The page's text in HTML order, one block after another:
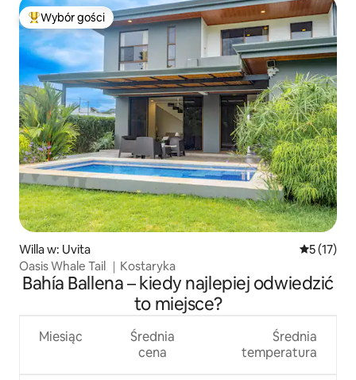
Najpopularniejsze z kategorii Wybór gości
Wybór gości
Willa w: Uvita Średnia
5 (17)
Oasis Whale Tail ｜Kostaryka
Bahía Ballena – kiedy najlepiej odwiedzić
to miejsce?
Miesiąc
Średnia
cena
Średnia
temperatura